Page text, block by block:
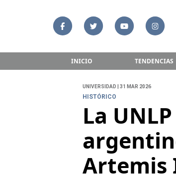
INICIO TENDENCIAS
UNIVERSIDAD | 31 MAR 2026
HISTÓRICO
La
Artemis